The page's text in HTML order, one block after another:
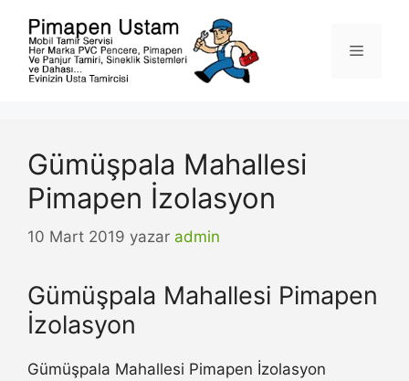
Menü
Gümüşpala Mahallesi
Pimapen İzolasyon
10 Mart 2019 yazar admin
Gümüşpala Mahallesi Pimapen
İzolasyon
Gümüşpala Mahallesi Pimapen İzolasyon